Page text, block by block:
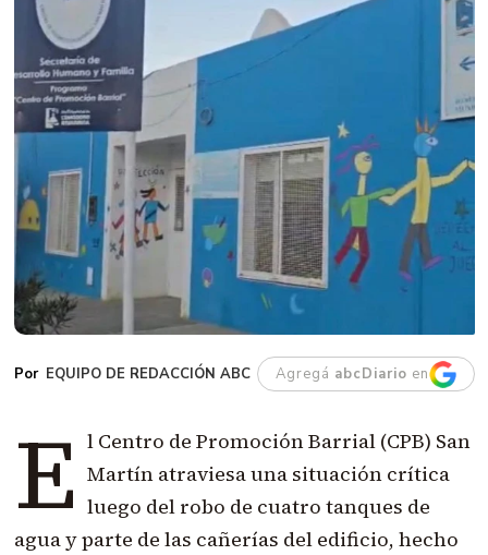
EQUIPO DE REDACCIÓN ABC Agregá abcDiario en
E l Centro de Promoción Barrial (CPB) San
Martín atraviesa una situación crítica
luego del robo de cuatro tanques de
agua y parte de las cañerías del edificio, hecho